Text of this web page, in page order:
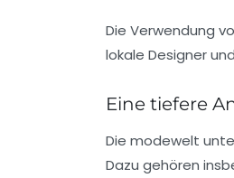
Die Verwendung
lokale Designer
Eine tiefere
Die modewelt
Dazu gehören